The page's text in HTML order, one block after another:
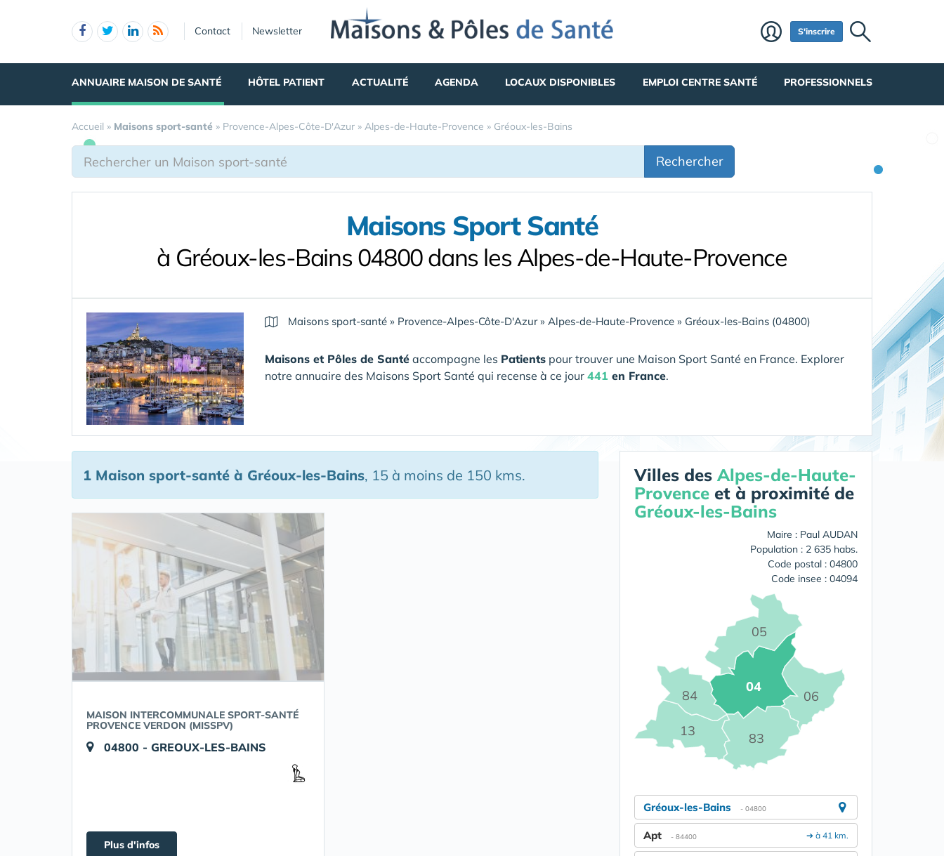
Contact Newsletter S'inscrire
ANNUAIRE MAISON DE SANTÉ HÔTEL PATIENT ACTUALITÉ AGENDA LOCAUX DISPONIBLES EMPLOI CENTRE SANTÉ PROFESSIONNELS
Accueil » Maisons sport-santé » Provence-Alpes-Côte-D'Azur » Alpes-de-Haute-Provence » Gréoux-les-Bains
Rechercher
Maisons Sport Santé
à Gréoux-les-Bains 04800 dans les Alpes-de-Haute-Provence
Maisons sport-santé » Provence-Alpes-Côte-D'Azur» Alpes-de-Haute-Provence » Gréoux-les-Bains (04800)
Maisons et Pôles de Santé accompagne les Patients pour trouver une Maison Sport Santé en France. Explorer
notre annuaire des Maisons Sport Santé qui recense à ce jour 441 en France.
1 Maison sport-santé à Gréoux-les-Bains, 15 à moins de 150 kms.
MAISON INTERCOMMUNALE SPORT-SANTÉ
PROVENCE VERDON (MISSPV)
04800 - GREOUX-LES-BAINS
Plus d'infos
Villes des Alpes-de-Haute-
Provence et à proximité de
Gréoux-les-Bains
Maire : Paul AUDAN
Population : 2 635 habs.
Code postal : 04800
Code insee : 04094
04
05
06
13 83
84
Gréoux-les-Bains - 04800
➔ à 41 km.
Apt - 84400